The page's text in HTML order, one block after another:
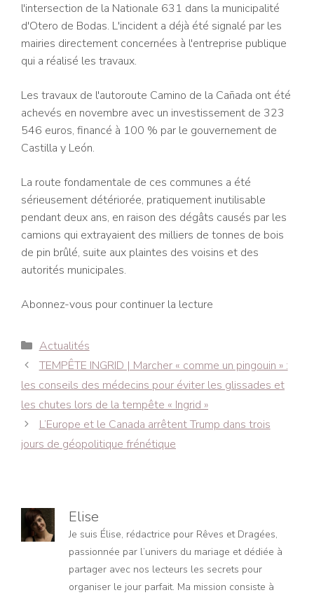
l'intersection de la Nationale 631 dans la municipalité
d'Otero de Bodas. L'incident a déjà été signalé par les
mairies directement concernées à l'entreprise publique
qui a réalisé les travaux.
Les travaux de l'autoroute Camino de la Cañada ont été
achevés en novembre avec un investissement de 323
546 euros, financé à 100 % par le gouvernement de
Castilla y León.
La route fondamentale de ces communes a été
sérieusement détériorée, pratiquement inutilisable
pendant deux ans, en raison des dégâts causés par les
camions qui extrayaient des milliers de tonnes de bois
de pin brûlé, suite aux plaintes des voisins et des
autorités municipales.
Abonnez-vous pour continuer la lecture
Catégories
Actualités
Navigation
des
articles
TEMPÊTE INGRID | Marcher « comme un pingouin » :
les conseils des médecins pour éviter les glissades et
les chutes lors de la tempête « Ingrid »
L’Europe et le Canada arrêtent Trump dans trois
jours de géopolitique frénétique
Elise
Je suis Élise, rédactrice pour Rêves et Dragées,
passionnée par l’univers du mariage et dédiée à
partager avec nos lecteurs les secrets pour
organiser le jour parfait. Ma mission consiste à